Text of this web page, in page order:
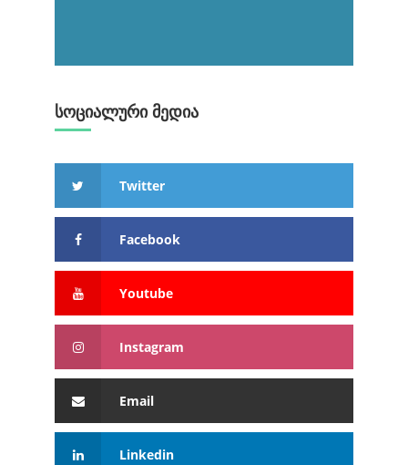
სოციალური მედია
Twitter
Facebook
Youtube
Instagram
Email
Linkedin